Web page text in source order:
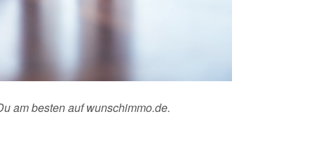
am besten auf wunschimmo.de.